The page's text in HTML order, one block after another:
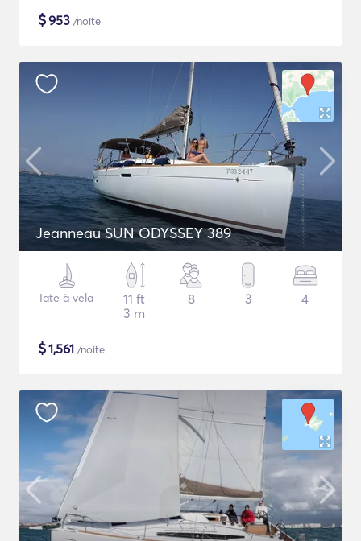
$953 /noite
Jeanneau SUN ODYSSEY 389
Iate à vela
11 ft
3 m
8 3 4
$1,561 /noite